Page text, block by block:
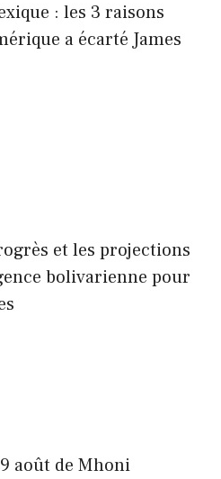
: les 3 raisons
a écarté James
et les projections
bolivarienne pour
août de Mhoni